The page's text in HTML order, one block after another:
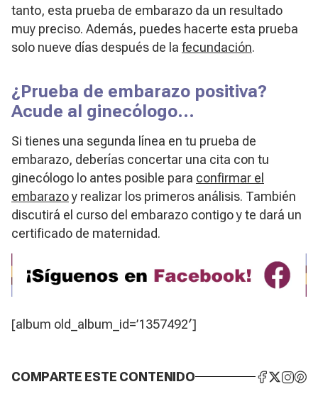
tanto, esta prueba de embarazo da un resultado
muy preciso. Además, puedes hacerte esta prueba
solo nueve días después de la fecundación.
¿Prueba de embarazo positiva?
Acude al ginecólogo…
Si tienes una segunda línea en tu prueba de
embarazo, deberías concertar una cita con tu
ginecólogo lo antes posible para confirmar el
embarazoy realizar los primeros análisis. También
discutirá el curso del embarazo contigo y te dará un
certificado de maternidad.
[album old_album_id=’1357492′]
COMPARTE ESTE CONTENIDO